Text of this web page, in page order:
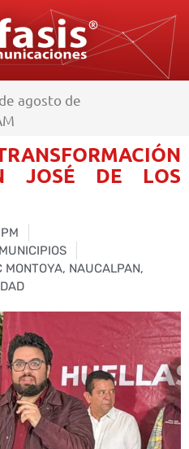
agosto de
JOSÉ DE LOS
MUNICIPIOS
MONTOYA, NAUCALPAN,